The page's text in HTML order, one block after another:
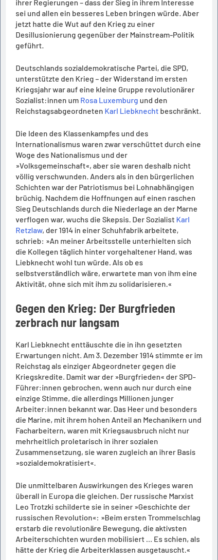
ihrer Regierungen – dass der Sieg in ihrem Interesse
sei und allen ein besseres Leben bringen würde. Aber
jetzt hatte die Wut auf den Krieg zu einer
Desillusionierung gegenüber der Mainstream-Politik
geführt.
Deutschlands sozialdemokratische Partei, die SPD,
unterstützte den Krieg – der Widerstand im ersten
Kriegsjahr war auf eine kleine Gruppe revolutionärer
Sozialist:innen um Rosa Luxemburg und den
Reichstagsabgeordneten Karl Liebknecht beschränkt.
Die Ideen des Klassenkampfes und des
Internationalismus waren zwar verschüttet durch eine
Woge des Nationalismus und der
»Volksgemeinschaft«, aber sie waren deshalb nicht
völlig verschwunden. Anders als in den bürgerlichen
Schichten war der Patriotismus bei Lohnabhängigen
brüchig. Nachdem die Hoffnungen auf einen raschen
Sieg Deutschlands durch die Niederlage an der Marne
verflogen war, wuchs die Skepsis. Der Sozialist Karl
Retzlaw, der 1914 in einer Schuhfabrik arbeitete,
schrieb: »An meiner Arbeitsstelle unterhielten sich
die Kollegen täglich hinter vorgehaltener Hand, was
Liebknecht wohl tun würde. Als ob es
selbstverständlich wäre, erwartete man von ihm eine
Aktivität, ohne sich mit ihm zu solidarisieren.«
Gegen den Krieg: Der Burgfrieden
zerbrach nur langsam
Karl Liebknecht enttäuschte die in ihn gesetzten
Erwartungen nicht. Am 3. Dezember 1914 stimmte er im
Reichstag als einziger Abgeordneter gegen die
Kriegskredite. Damit war der »Burgfrieden« der SPD-
Führer:innen gebrochen, wenn auch nur durch eine
einzige Stimme, die allerdings Millionen junger
Arbeiter:innen bekannt war. Das Heer und besonders
die Marine, mit ihrem hohen Anteil an Mechanikern und
Facharbeitern, waren mit Kriegsausbruch nicht nur
mehrheitlich proletarisch in ihrer sozialen
Zusammensetzung, sie waren zugleich an ihrer Basis
»sozialdemokratisiert«.
Die unmittelbaren Auswirkungen des Krieges waren
überall in Europa die gleichen. Der russische Marxist
Leo Trotzki schilderte sie in seiner »Geschichte der
russischen Revolution«: »Beim ersten Trommelschlag
erstarb die revolutionäre Bewegung, die aktivsten
Arbeiterschichten wurden mobilisiert … Es schien, als
hätte der Krieg die Arbeiterklassen ausgetauscht.«